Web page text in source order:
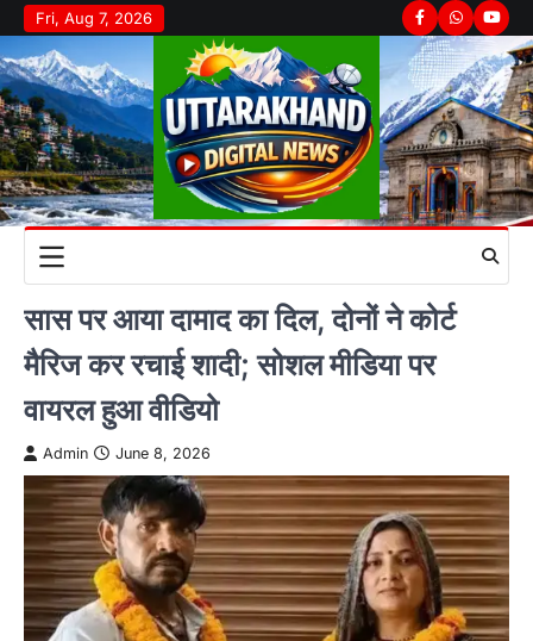
Skip
to
content
Fri, Aug 7, 2026 Facebook
Whatsapp
सास पर आया दामाद का दिल, दोनों ने कोर्ट
मैरिज कर रचाई शादी; सोशल मीडिया पर
वायरल हुआ वीडियो
Admin June 8, 2026